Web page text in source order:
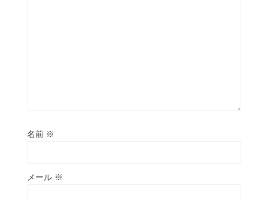
名前 ※
メール ※